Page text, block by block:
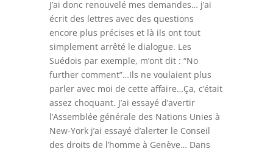
J’ai donc renouvelé mes demandes… j’ai
écrit des lettres avec des questions
encore plus précises et là ils ont tout
simplement arrêté le dialogue. Les
Suédois par exemple, m’ont dit : “No
further comment”…Ils ne voulaient plus
parler avec moi de cette affaire…Ça, c’était
assez choquant. J’ai essayé d’avertir
l’Assemblée générale des Nations Unies à
New-York j’ai essayé d’alerter le Conseil
des droits de l’homme à Genève… Dans